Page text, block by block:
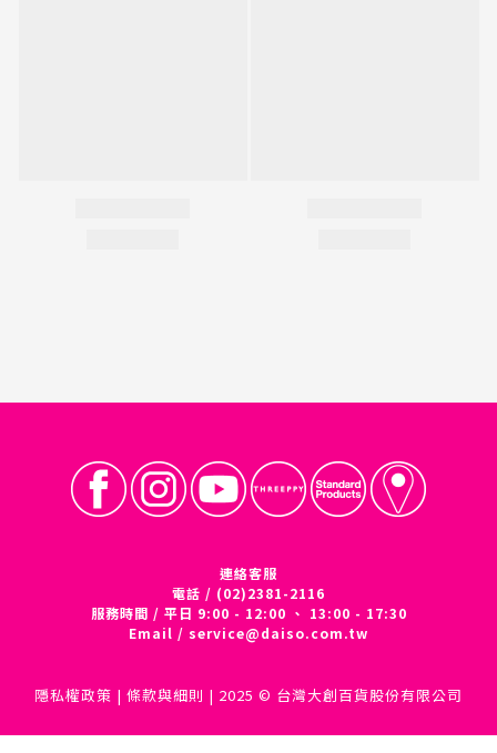
連絡客服
電話 / (02)2381-2116
服務時間 / 平日 9:00 - 12:00 、 13:00 - 17:30
Email / service@daiso.com.tw
隱私權政策 | 條款與細則 | 2025 © 台灣大創百貨股份有限公司